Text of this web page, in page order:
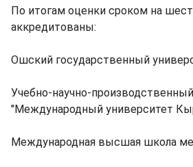
По итогам оценки сроком на
аккредитованы:
Ошский государственный
Учебно-научно-
"Международный университет
Международная высшая школа